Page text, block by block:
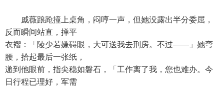
戚薇踉跄撞上桌角，闷哼一声，但她没露出半分委屈，
反而瞬间站直，掸平
衣褶：「陵少若嫌碍眼，大可送我去刑房。不过——」她弯
腰，拾起最后一张纸，
递到他眼前，指尖稳如磐石，「工作离了我，您也难办。今
日行程已理好，军需